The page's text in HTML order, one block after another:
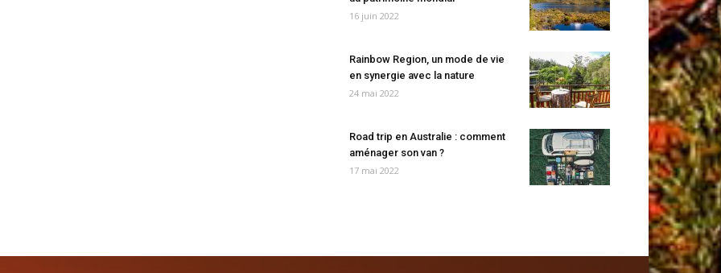
16 juin 2022
Rainbow Region, un mode de vie
en synergie avec la nature
24 mai 2022
Road trip en Australie : comment
aménager son van ?
17 mai 2022